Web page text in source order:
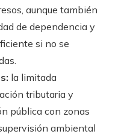
aunque también
de dependencia y
si no se
la limitada
tributaria y
pública con zonas
ambiental